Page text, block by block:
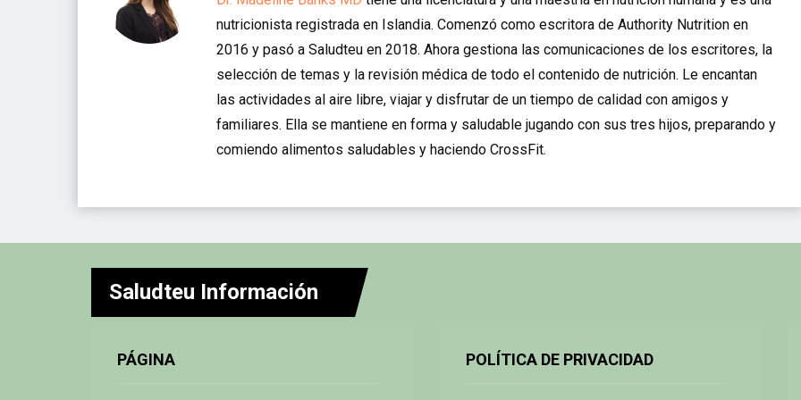
nutricionista registrada en Islandia. Comenzó como escritora de Authority Nutrition en
2016 y pasó a Saludteu en 2018. Ahora gestiona las comunicaciones de los escritores, la
selección de temas y la revisión médica de todo el contenido de nutrición. Le encantan
las actividades al aire libre, viajar y disfrutar de un tiempo de calidad con amigos y
familiares. Ella se mantiene en forma y saludable jugando con sus tres hijos, preparando y
comiendo alimentos saludables y haciendo CrossFit.
Saludteu Información
PÁGINA POLÍTICA DE PRIVACIDAD